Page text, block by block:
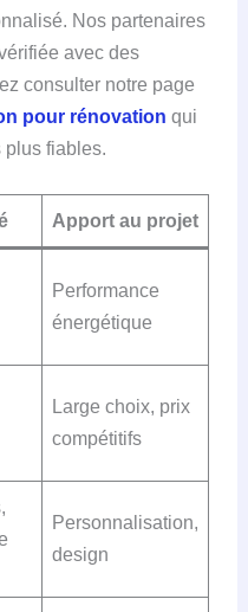
Nos partenaires
avec des
consulter notre page
pour rénovation qui
plus fiables.
Apport au projet
Performance
énergétique
Large choix, prix
compétitifs
Personnalisation,
design